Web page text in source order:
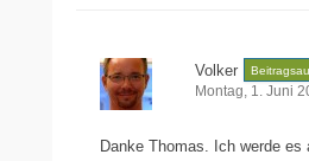
Volker
Montag, 1. Juni
Danke Thomas. Ich werde es